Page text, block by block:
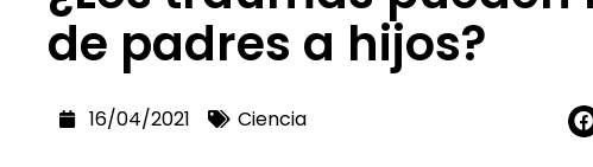
de padres a hijos?
16/04/2021 Ciencia